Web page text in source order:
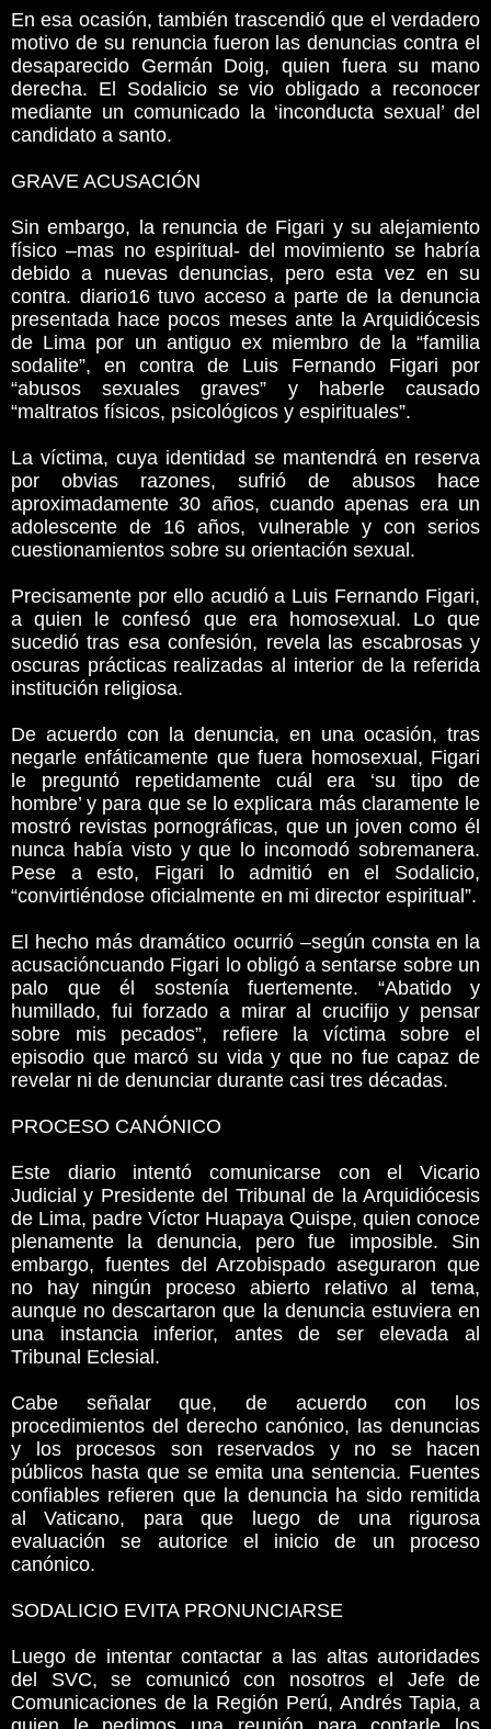
En esa ocasión, también trascendió que el verdadero
motivo de su renuncia fueron las denuncias contra el
desaparecido Germán Doig, quien fuera su mano
derecha. El Sodalicio se vio obligado a reconocer
mediante un comunicado la ‘inconducta sexual’ del
candidato a santo.
GRAVE ACUSACIÓN
Sin embargo, la renuncia de Figari y su alejamiento
físico –mas no espiritual- del movimiento se habría
debido a nuevas denuncias, pero esta vez en su
contra. diario16 tuvo acceso a parte de la denuncia
presentada hace pocos meses ante la Arquidiócesis
de Lima por un antiguo ex miembro de la “familia
sodalite”, en contra de Luis Fernando Figari por
“abusos sexuales graves” y haberle causado
“maltratos físicos, psicológicos y espirituales”.
La víctima, cuya identidad se mantendrá en reserva
por obvias razones, sufrió de abusos hace
aproximadamente 30 años, cuando apenas era un
adolescente de 16 años, vulnerable y con serios
cuestionamientos sobre su orientación sexual.
Precisamente por ello acudió a Luis Fernando Figari,
a quien le confesó que era homosexual. Lo que
sucedió tras esa confesión, revela las escabrosas y
oscuras prácticas realizadas al interior de la referida
institución religiosa.
De acuerdo con la denuncia, en una ocasión, tras
negarle enfáticamente que fuera homosexual, Figari
le preguntó repetidamente cuál era ‘su tipo de
hombre’ y para que se lo explicara más claramente le
mostró revistas pornográficas, que un joven como él
nunca había visto y que lo incomodó sobremanera.
Pese a esto, Figari lo admitió en el Sodalicio,
“convirtiéndose oficialmente en mi director espiritual”.
El hecho más dramático ocurrió –según consta en la
acusacióncuando Figari lo obligó a sentarse sobre un
palo que él sostenía fuertemente. “Abatido y
humillado, fui forzado a mirar al crucifijo y pensar
sobre mis pecados”, refiere la víctima sobre el
episodio que marcó su vida y que no fue capaz de
revelar ni de denunciar durante casi tres décadas.
PROCESO CANÓNICO
Este diario intentó comunicarse con el Vicario
Judicial y Presidente del Tribunal de la Arquidiócesis
de Lima, padre Víctor Huapaya Quispe, quien conoce
plenamente la denuncia, pero fue imposible. Sin
embargo, fuentes del Arzobispado aseguraron que
no hay ningún proceso abierto relativo al tema,
aunque no descartaron que la denuncia estuviera en
una instancia inferior, antes de ser elevada al
Tribunal Eclesial.
Cabe señalar que, de acuerdo con los
procedimientos del derecho canónico, las denuncias
y los procesos son reservados y no se hacen
públicos hasta que se emita una sentencia. Fuentes
confiables refieren que la denuncia ha sido remitida
al Vaticano, para que luego de una rigurosa
evaluación se autorice el inicio de un proceso
canónico.
SODALICIO EVITA PRONUNCIARSE
Luego de intentar contactar a las altas autoridades
del SVC, se comunicó con nosotros el Jefe de
Comunicaciones de la Región Perú, Andrés Tapia, a